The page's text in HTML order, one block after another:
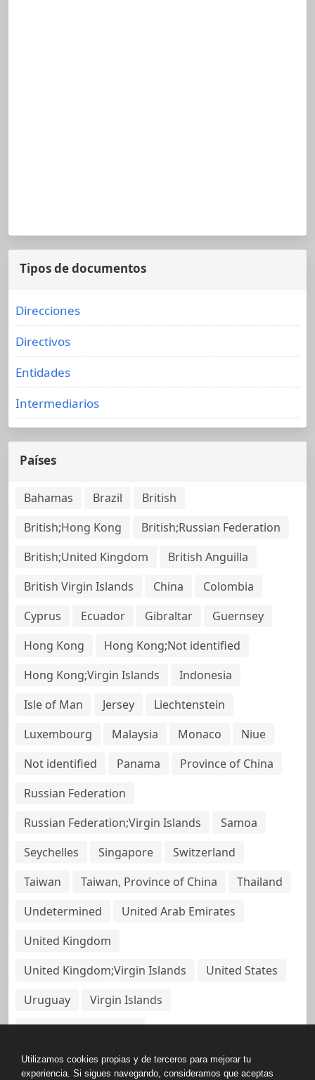
Tipos de documentos
Direcciones
Directivos
Entidades
Intermediarios
Países
Bahamas Brazil
British
British;Hong Kong
British;Russian Federation
British;United Kingdom
British Anguilla
British Virgin Islands
China
Colombia
Cyprus
Ecuador Gibraltar
Guernsey
Hong Kong
Hong Kong;Not identified
Hong Kong;Virgin Islands
Indonesia
Isle of Man
Jersey
Liechtenstein
Luxembourg
Malaysia Monaco
Niue
Not identified
Panama
Province of China
Russian Federation
Russian Federation;Virgin Islands
Samoa
Seychelles
Singapore
Switzerland
Taiwan
Taiwan, Province of China
Thailand
Undetermined
United Arab Emirates
United Kingdom
United Kingdom;Virgin Islands
United States
Uruguay
Virgin Islands
Virgin Islands, British
Utilizamos cookies propias y de terceros para mejorar tu
experiencia. Si sigues navegando, consideramos que aceptas